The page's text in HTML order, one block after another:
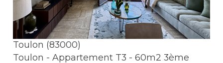
Toulon (83000)
Toulon - Appartement T3 - 60m2 3ème